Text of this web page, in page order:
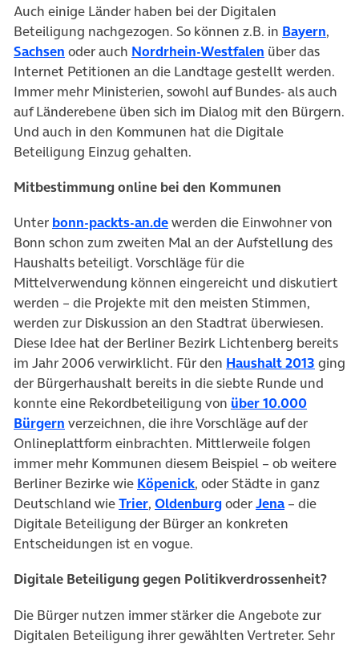
Auch einige Länder haben bei der Digitalen
Beteiligung nachgezogen. So können z.B. in Bayern,
Sachsen oder auch Nordrhein-Westfalen über das
Internet Petitionen an die Landtage gestellt werden.
Immer mehr Ministerien, sowohl auf Bundes- als auch
auf Länderebene üben sich im Dialog mit den Bürgern.
Und auch in den Kommunen hat die Digitale
Beteiligung Einzug gehalten.
Mitbestimmung online bei den Kommunen
Unter bonn-packts-an.dewerden die Einwohner von
Bonn schon zum zweiten Mal an der Aufstellung des
Haushalts beteiligt. Vorschläge für die
Mittelverwendung können eingereicht und diskutiert
werden – die Projekte mit den meisten Stimmen,
werden zur Diskussion an den Stadtrat überwiesen.
Diese Idee hat der Berliner Bezirk Lichtenberg bereits
im Jahr 2006 verwirklicht. Für den Haushalt 2013 ging
der Bürgerhaushalt bereits in die siebte Runde und
konnte eine Rekordbeteiligung von über 10.000
Bürgern verzeichnen, die ihre Vorschläge auf der
Onlineplattform einbrachten. Mittlerweile folgen
immer mehr Kommunen diesem Beispiel – ob weitere
Berliner Bezirke wie Köpenick, oder Städte in ganz
Deutschland wieTrier, OldenburgoderJena– die
Digitale Beteiligung der Bürger an konkreten
Entscheidungen ist en vogue.
Digitale Beteiligung gegen Politikverdrossenheit?
Die Bürger nutzen immer stärker die Angebote zur
Digitalen Beteiligung ihrer gewählten Vertreter. Sehr